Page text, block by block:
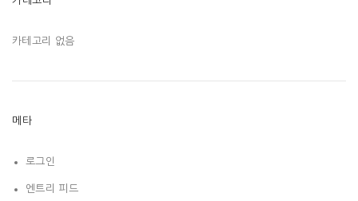
카테고리 없음
메타
로그인
엔트리 피드